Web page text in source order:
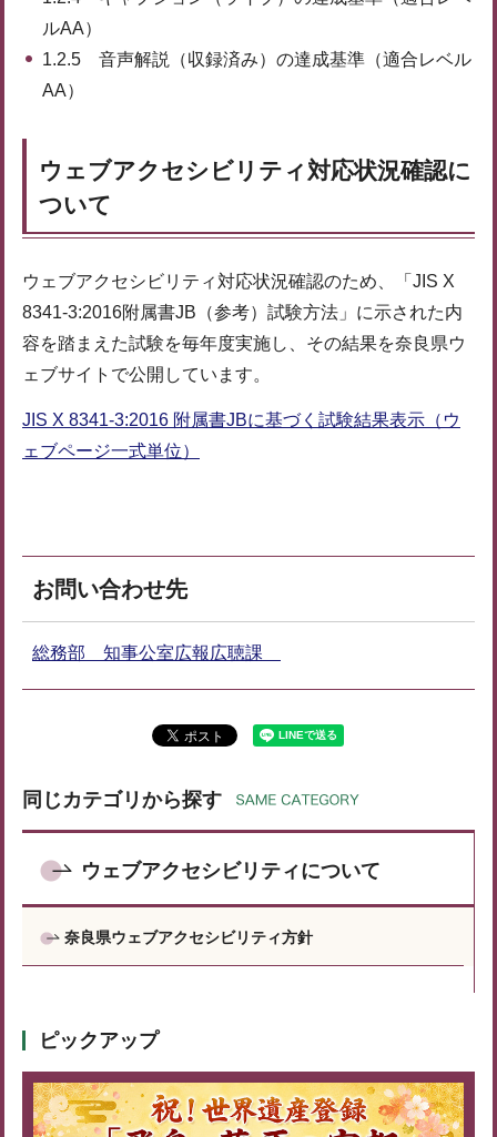
ルAA）
1.2.5 音声解説（収録済み）の達成基準（適合レベル
AA）
ウェブアクセシビリティ対応状況確認に
ついて
ウェブアクセシビリティ対応状況確認のため、「JIS X
8341-3:2016附属書JB（参考）試験方法」に示された内
容を踏まえた試験を毎年度実施し、その結果を奈良県ウ
ェブサイトで公開しています。
JIS X 8341-3:2016 附属書JBに基づく試験結果表示（ウ
ェブページ一式単位）
お問い合わせ先
総務部 知事公室広報広聴課
同じカテゴリから探す
ウェブアクセシビリティについて
奈良県ウェブアクセシビリティ方針
ピックアップ